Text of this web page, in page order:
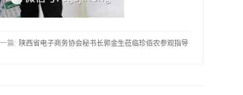
一篇: 陕西省电子商务协会秘书长郭金生莅临珍佰农参观指导